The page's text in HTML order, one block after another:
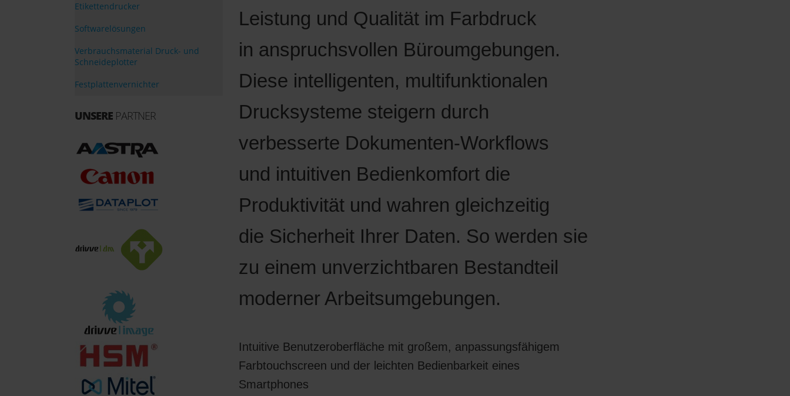
Etikettendrucker
Softwarelösungen
Verbrauchsmaterial Druck- und
Schneideplotter
Festplattenvernichter
UNSERE PARTNER
Leistung und Qualität im Farbdruck
in anspruchsvollen Büroumgebungen.
Diese intelligenten, multifunktionalen
Drucksysteme steigern durch
verbesserte Dokumenten-Workflows
und intuitiven Bedienkomfort die
Produktivität und wahren gleichzeitig
die Sicherheit Ihrer Daten. So werden sie
zu einem unverzichtbaren Bestandteil
moderner Arbeitsumgebungen.
Intuitive Benutzeroberfläche mit großem, anpassungsfähigem
Farbtouchscreen und der leichten Bedienbarkeit eines
Smartphones